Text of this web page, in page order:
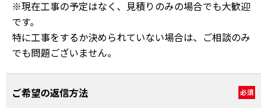
※現在工事の予定はなく、見積りのみの場合でも大歓迎
です。
特に工事をするか決められていない場合は、ご相談のみ
でも問題ございません。
ご希望の返信方法 必須